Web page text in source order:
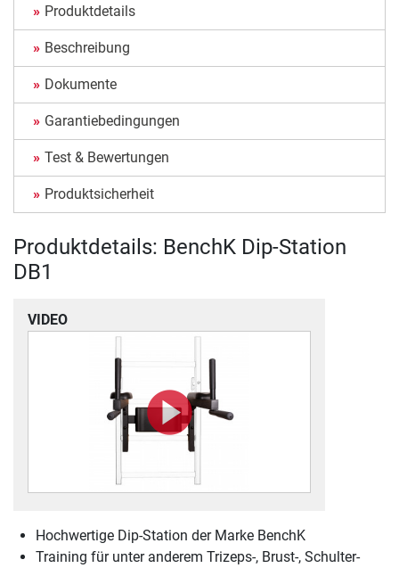
Produktdetails
Beschreibung
Dokumente
Garantiebedingungen
Test & Bewertungen
Produktsicherheit
Produktdetails: BenchK Dip-Station
DB1
VIDEO
Hochwertige Dip-Station der Marke BenchK
Training für unter anderem Trizeps-, Brust-, Schulter-